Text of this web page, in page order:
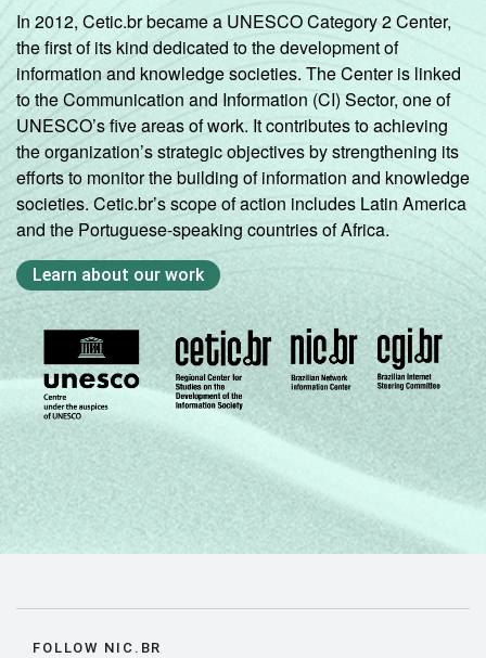
In 2012, Cetic.br became a UNESCO Category 2 Center,
the first of its kind dedicated to the development of
information and knowledge societies. The Center is linked
to the Communication and Information (CI) Sector, one of
UNESCO’s five areas of work. It contributes to achieving
the organization’s strategic objectives by strengthening its
efforts to monitor the building of information and knowledge
societies. Cetic.br’s scope of action includes Latin America
and the Portuguese-speaking countries of Africa.
Learn about our work
FOLLOW NIC.BR